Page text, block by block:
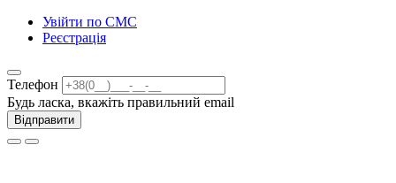
Увійти по СМС
Реєстрація
Телефон
Будь ласка, вкажіть правильний email
Відправити